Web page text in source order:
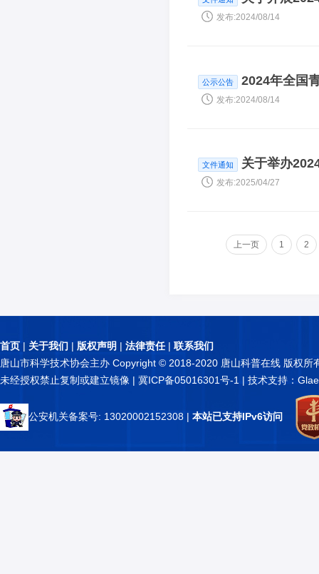
发布:2024/08/14
公示公告 2024年全国
发布:2024/08/14
文件通知 关于举办
发布:2025/04/27
上一页 1 2
首页 | 关于我们 | 版权声明 | 法律责任| 联系我们
唐山市科学技术协会主办 Copyright © 2018-2020 唐山科普在线 版权所
未经授权禁止复制或建立镜像 | 冀ICP备05016301号-1 | 技术支持：
公安机关备案号: 13020002152308 | 本站已支持IPv6访问